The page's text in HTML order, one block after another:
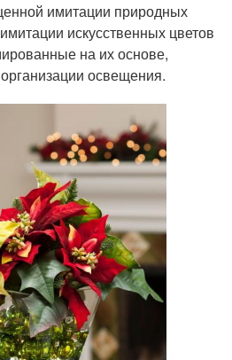
имитации природных
искусственных цветов
на их основе,
освещения.